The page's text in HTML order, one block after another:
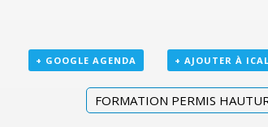
+ GOOGLE AGENDA + AJOUTER À
FORMATION PERMIS